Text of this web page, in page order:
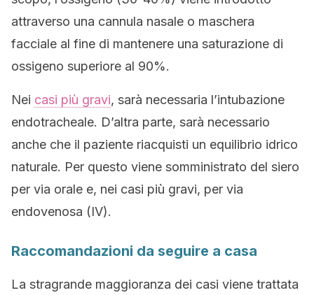
attraverso una cannula nasale o maschera
facciale al fine di mantenere una saturazione di
ossigeno superiore al 90%.
Nei casi più gravi, sarà necessaria l’intubazione
endotracheale. D’altra parte, sarà necessario
anche che il paziente riacquisti un equilibrio idrico
naturale. Per questo viene somministrato del siero
per via orale e, nei casi più gravi, per via
endovenosa (IV).
Raccomandazioni da seguire a casa
La stragrande maggioranza dei casi viene trattata